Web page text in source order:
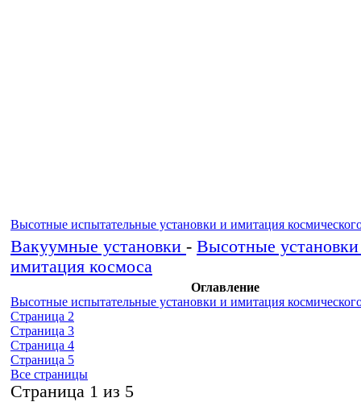
Высотные испытательные установки и имитация
Вакуумные установки - Высотные
имитация космоса
Оглавление
Высотные испытательные установки и имитация
Страница 2
Страница 3
Страница 4
Страница 5
Все страницы
Cтраница 1 из 5